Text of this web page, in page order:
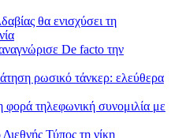
θα ενισχύσει τη
De facto την
ρωσικό τάνκερ: ελεύθερα
φορά τηλεφωνική συνομιλία με
Τύπος τη νίκη